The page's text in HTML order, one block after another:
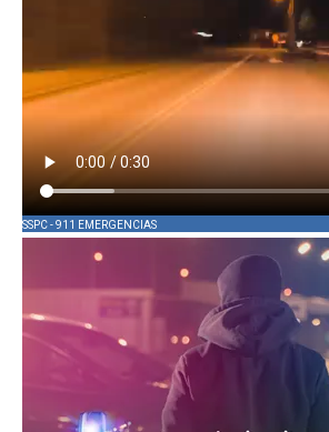
SSPC - 911 EMERGENCIAS